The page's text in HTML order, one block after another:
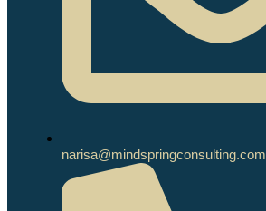
narisa@mindspringconsulting.com